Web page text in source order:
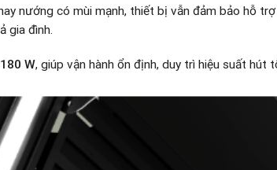
nướng có mùi mạnh, thiết bị vẫn đảm bảo hỗ
gia đình.
W, giúp vận hành ổn định, duy trì hiệu suất